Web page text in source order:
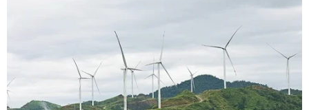
thúc năm học trước 15/7
03/06/2020 10:56
Việc dạy học trực tuyến đã giúp các trường rút ngắn
được thời gian thực dạy khi học sinh trở lại trường học